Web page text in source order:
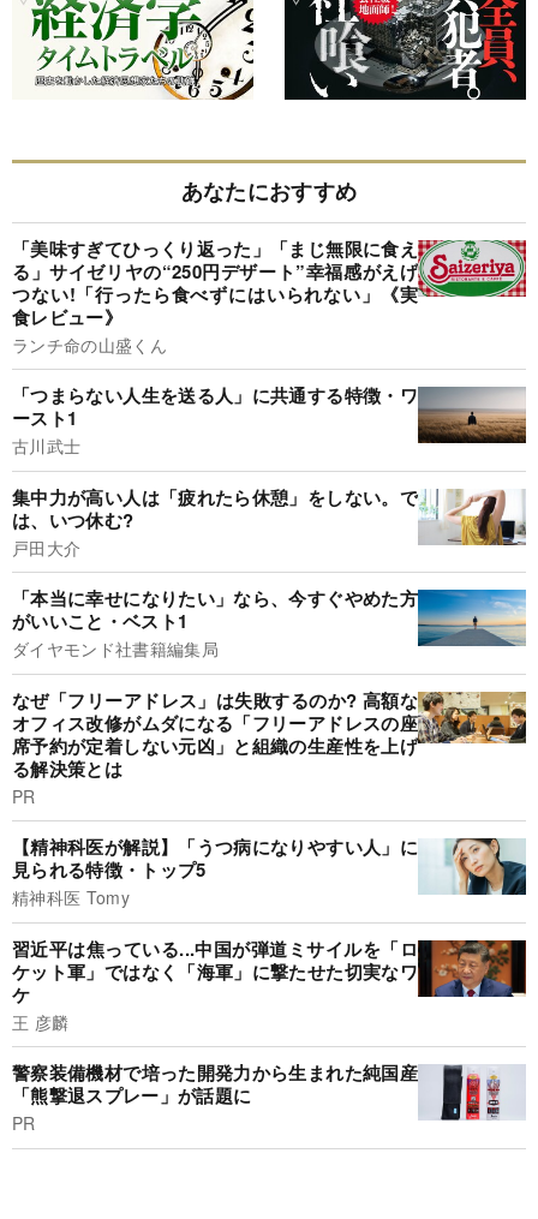
あなたにおすすめ
「美味すぎてひっくり返った」「まじ無限に食え
る」サイゼリヤの“250円デザート”幸福感がえげ
つない!「行ったら食べずにはいられない」《実
食レビュー》
ランチ命の山盛くん
「つまらない人生を送る人」に共通する特徴・ワ
ースト1
古川武士
集中力が高い人は「疲れたら休憩」をしない。で
は、いつ休む?
戸田大介
「本当に幸せになりたい」なら、今すぐやめた方
がいいこと・ベスト1
ダイヤモンド社書籍編集局
なぜ「フリーアドレス」は失敗するのか? 高額な
オフィス改修がムダになる「フリーアドレスの座
席予約が定着しない元凶」と組織の生産性を上げ
る解決策とは
PR
【精神科医が解説】「うつ病になりやすい人」に
見られる特徴・トップ5
精神科医 Tomy
習近平は焦っている...中国が弾道ミサイルを「ロ
ケット軍」ではなく「海軍」に撃たせた切実なワ
ケ
王 彦麟
警察装備機材で培った開発力から生まれた純国産
「熊撃退スプレー」が話題に
PR